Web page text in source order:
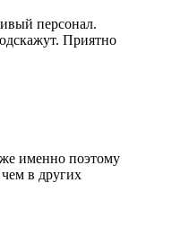
персонал.
Приятно
именно поэтому
в других